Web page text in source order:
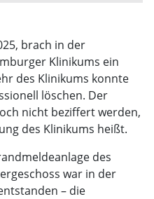
brach in der
Klinikums ein
des Klinikums konnte
löschen. Der
nicht beziffert werden,
des Klinikums heißt.
des
war in der
– die